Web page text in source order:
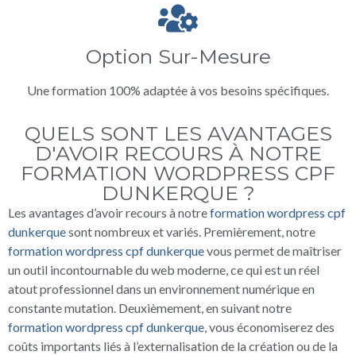
Option Sur-Mesure
Une formation 100% adaptée à vos besoins spécifiques.
QUELS SONT LES AVANTAGES
D'AVOIR RECOURS À NOTRE
FORMATION WORDPRESS CPF
DUNKERQUE ?
Les avantages d’avoir recours à notreformation wordpress cpf
dunkerquesont nombreux et variés. Premièrement, notre
formation wordpress cpf dunkerquevous permet de maîtriser
un outil incontournable du web moderne, ce qui est un réel
atout professionnel dans un environnement numérique en
constante mutation. Deuxièmement, en suivant notre
formation wordpress cpf dunkerque, vous économiserez des
coûts importants liés à l’externalisation de la création ou de la